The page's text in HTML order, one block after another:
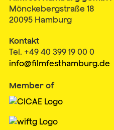
Mönckebergstraße 18
20095 Hamburg
Kontakt
Tel. +49 40 399 19 00 0
info@filmfesthamburg.de
Member of